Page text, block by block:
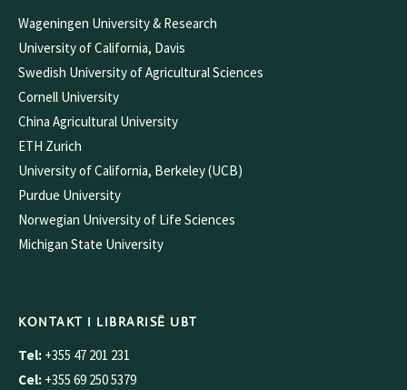
Wageningen University & Research
University of California, Davis
Swedish University of Agricultural Sciences
Cornell University
China Agricultural University
ETH Zurich
University of California, Berkeley (UCB)
Purdue University
Norwegian University of Life Sciences
Michigan State University
KONTAKT I LIBRARISË UBT
Tel: +355 47 201 231
Cel: +355 69 250 5379